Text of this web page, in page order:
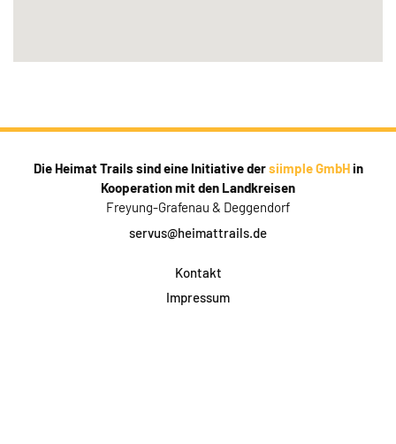
Die Heimat Trails sind eine Initiative dersiimple GmbHin
Kooperation mit den Landkreisen
Freyung-Grafenau & Deggendorf
servus@heimattrails.de
Kontakt
Impressum